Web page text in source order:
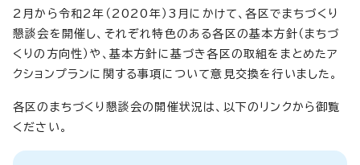
2月から令和2年（2020年）3月にかけて、各区でまちづくり
懇談会を開催し、それぞれ特色のある各区の基本方針（まちづ
くりの方向性）や、基本方針に基づき各区の取組をまとめたア
クションプランに関する事項について意見交換を行いました。
各区のまちづくり懇談会の開催状況は、以下のリンクから御覧
ください。